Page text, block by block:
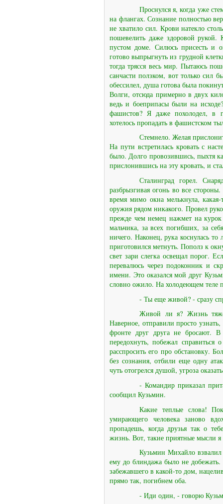
Проснулся я, когда уже
на флангах. Сознание полностью
не хватило сил. Крови натекло
пошевелить даже здоровой
пустом доме. Силюсь присесть и
готово выпрыгнуть из грудной
тогда трясся весь мир. Пытаюсь
санчасти ползком, вот только сил
обессилел, душа готова была
Волги, отсюда примерно в двух
ведь и боеприпасы были на
фашистов? Я даже похолодел, в
хотелось пропадать в фашистском
Стемнело. Желая
На пути встретилась кровать с
было. Долго провозившись, пыхтя
прислонившись на эту кровать, и
Сталинград горел.
разбрызгивая огонь во все
время мимо окна мелькнула,
оружия рядом никакого. Провел
прежде чем немец нажмет на курок
мальчика, за всех погибших, за
ничего. Наконец, рука коснулась
приготовился метнуть. Пополз к
свет зари слегка освещал порог.
перевалюсь через подоконник и
имени. Это оказался мой друг
словно ожило. На холодеющем теле
- Ты еще живой? - сразу
Живой ли я? Жизнь
Наверное, отправили просто
фронте друг друга не бросают.
передохнуть, побежал
расспросить его про обстановку.
без сознания, отбили еще одну
чуть отогрелся душой, угроза
- Командир приказал
сообщил Кузьмин.
Какие теплые слова!
умирающего человека заново
пропадешь, когда друзья так о
жизнь. Вот, такие приятные мысли
Кузьмин Михайло
ему до блиндажа было не добежать.
забежавшего в какой-то дом,
прямо так, погибнем оба.
- Иди один, - говорю